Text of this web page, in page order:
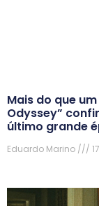
Mais do que
Odyssey”
último grande
Eduardo Marino